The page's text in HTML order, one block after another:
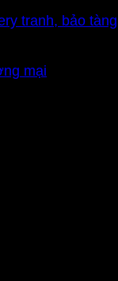
tranh, bảo tàng
mại